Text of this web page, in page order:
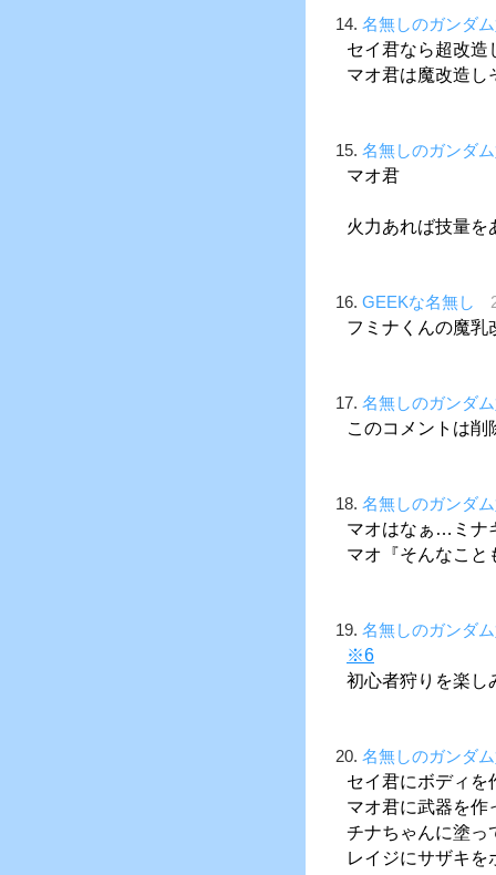
14. 名無しのガンダ
セイ君なら超改造
マオ君は魔改造し
15. 名無しのガンダ
マオ君
火力あれば技量を
16. GEEKな名無し
フミナくんの魔乳
17. 名無しのガンダ
このコメントは
18. 名無しのガンダ
マオはなぁ…ミナ
マオ『そんなこと
19. 名無しのガンダ
※6
初心者狩りを楽し
20. 名無しのガンダ
セイ君にボディを
マオ君に武器を作
チナちゃんに塗っ
レイジにサザキを